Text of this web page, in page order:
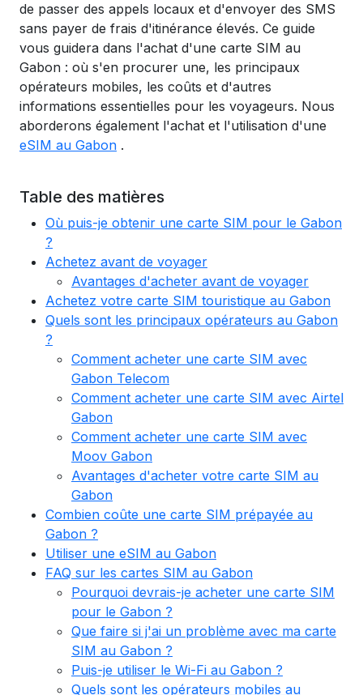
de passer des appels locaux et d'envoyer des SMS
sans payer de frais d'itinérance élevés. Ce guide
vous guidera dans l'achat d'une carte SIM au
Gabon : où s'en procurer une, les principaux
opérateurs mobiles, les coûts et d'autres
informations essentielles pour les voyageurs. Nous
aborderons également l'achat et l'utilisation d'une
eSIM au Gabon .
Table des matières
Où puis-je obtenir une carte SIM pour le Gabon
?
Achetez avant de voyager
Avantages d'acheter avant de voyager
Achetez votre carte SIM touristique au Gabon
Quels sont les principaux opérateurs au Gabon
?
Comment acheter une carte SIM avec
Gabon Telecom
Comment acheter une carte SIM avec Airtel
Gabon
Comment acheter une carte SIM avec
Moov Gabon
Avantages d'acheter votre carte SIM au
Gabon
Combien coûte une carte SIM prépayée au
Gabon ?
Utiliser une eSIM au Gabon
FAQ sur les cartes SIM au Gabon
Pourquoi devrais-je acheter une carte SIM
pour le Gabon ?
Que faire si j'ai un problème avec ma carte
SIM au Gabon ?
Puis-je utiliser le Wi-Fi au Gabon ?
Quels sont les opérateurs mobiles au